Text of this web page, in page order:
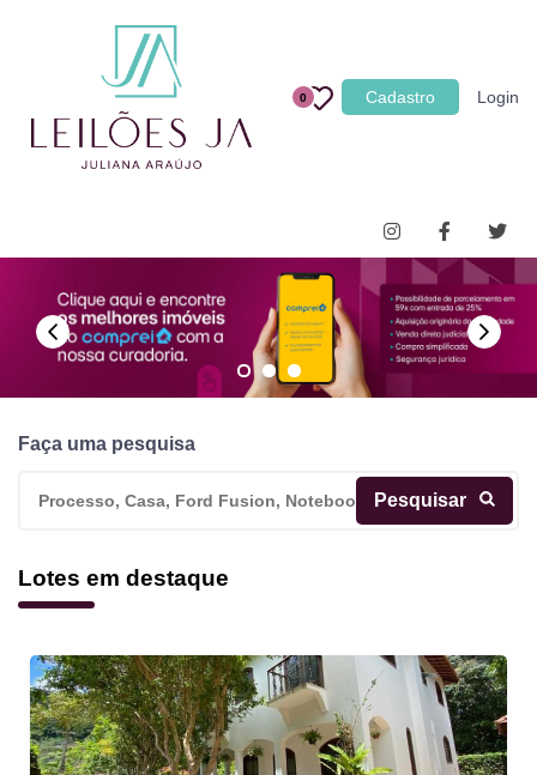
0 Cadastro Login
Categoria
Imóveis
Terrenos
Máquinas
Faça uma pesquisa
Pesquisar
Lotes em destaque